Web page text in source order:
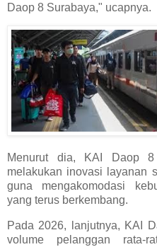
Daop 8 Surabaya," ucapnya.
Menurut dia, KAI Daop
melakukan inovasi layanan
guna mengakomodasi
yang terus berkembang.
Pada 2026, lanjutnya, KAI
volume pelanggan rata-